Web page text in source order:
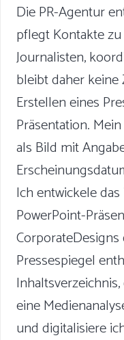
Die PR-Agentur
pflegt Kontakte
Journalisten,
bleibt daher
Erstellen eines
Präsentation.
als Bild mit
Ich entwickele
PowerPoint-
Pressespiegel
eine
und digitalisiere